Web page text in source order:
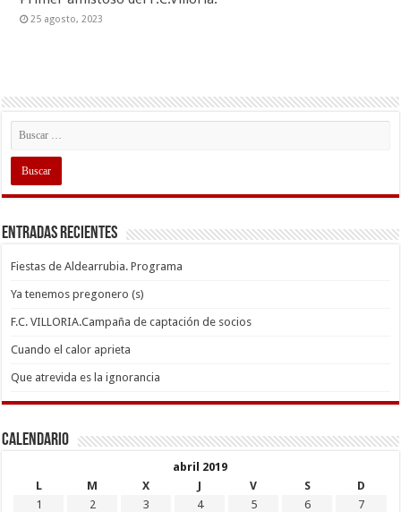
25 agosto, 2023
Entradas recientes
Fiestas de Aldearrubia. Programa
Ya tenemos pregonero (s)
F.C. VILLORIA.Campaña de captación de socios
Cuando el calor aprieta
Que atrevida es la ignorancia
Calendario
abril 2019
L
M X J V S
D
1
2 3 4 5 6
7